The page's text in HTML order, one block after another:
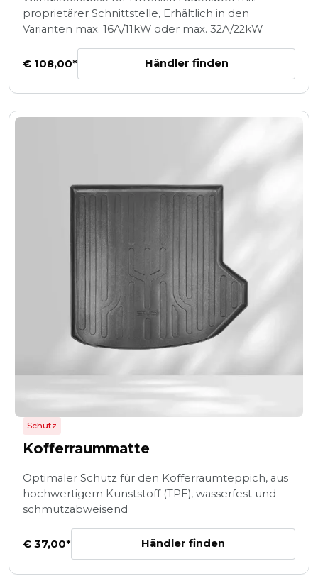
proprietärer Schnittstelle, Erhältlich in den
Varianten max. 16A/11kW oder max. 32A/22kW
€ 108,00* Händler finden
Schutz
Kofferraummatte
Optimaler Schutz für den Kofferraumteppich, aus
hochwertigem Kunststoff (TPE), wasserfest und
schmutzabweisend
€ 37,00* Händler finden